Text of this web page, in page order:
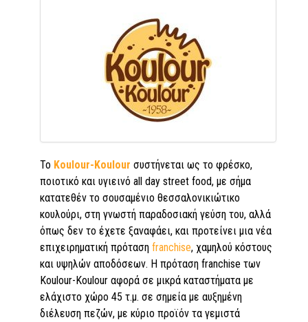
Το Koulour-Koulour συστήνεται ως το φρέσκο,
ποιοτικό και υγιεινό all day street food, με σήμα
κατατεθέν το σουσαμένιο θεσσαλονικιώτικο
κουλούρι, στη γνωστή παραδοσιακή γεύση του, αλλά
όπως δεν το έχετε ξαναφάει, και προτείνει μια νέα
επιχειρηματική πρόταση franchise, χαμηλού κόστους
και υψηλών αποδόσεων. Η πρόταση franchise των
Koulour-Koulour αφορά σε μικρά καταστήματα με
ελάχιστο χώρο 45 τ.μ. σε σημεία με αυξημένη
διέλευση πεζών, με κύριο προϊόν τα γεμιστά